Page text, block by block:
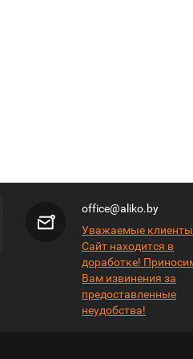
office@aliko.by
Уважаемые
Сайт находится в
доработке!
Вам извинения за
предоставленные
неудобства!